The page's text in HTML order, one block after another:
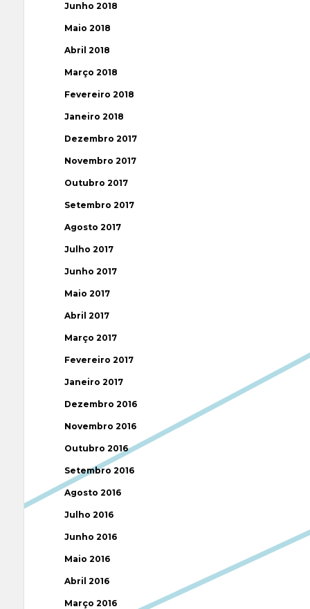
Junho 2018
Maio 2018
Abril 2018
Março 2018
Fevereiro 2018
Janeiro 2018
Dezembro 2017
Novembro 2017
Outubro 2017
Setembro 2017
Agosto 2017
Julho 2017
Junho 2017
Maio 2017
Abril 2017
Março 2017
Fevereiro 2017
Janeiro 2017
Dezembro 2016
Novembro 2016
Outubro 2016
Setembro 2016
Agosto 2016
Julho 2016
Junho 2016
Maio 2016
Abril 2016
Março 2016